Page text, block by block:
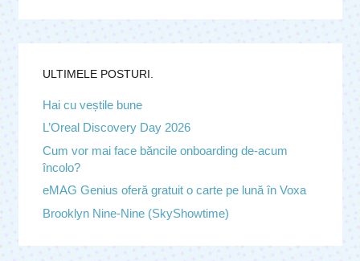
ULTIMELE POSTURI.
Hai cu veștile bune
L’Oreal Discovery Day 2026
Cum vor mai face băncile onboarding de-acum
încolo?
eMAG Genius oferă gratuit o carte pe lună în Voxa
Brooklyn Nine-Nine (SkyShowtime)